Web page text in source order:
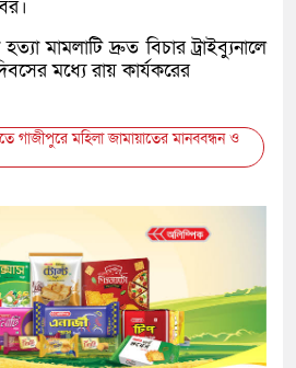
মামলাটি দ্রুত বিচার ট্রাইব্যুনালে
মধ্যে রায় কার্যকরের
গাজীপুরে মহিলা জামায়াতের মানববন্ধন ও